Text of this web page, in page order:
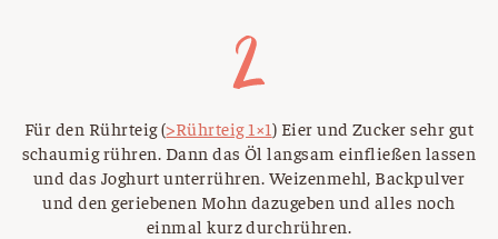
Für den Rührteig (>Rührteig 1×1) Eier und Zucker sehr gut
schaumig rühren. Dann das Öl langsam einfließen lassen
und das Joghurt unterrühren. Weizenmehl, Backpulver
und den geriebenen Mohn dazugeben und alles noch
einmal kurz durchrühren.